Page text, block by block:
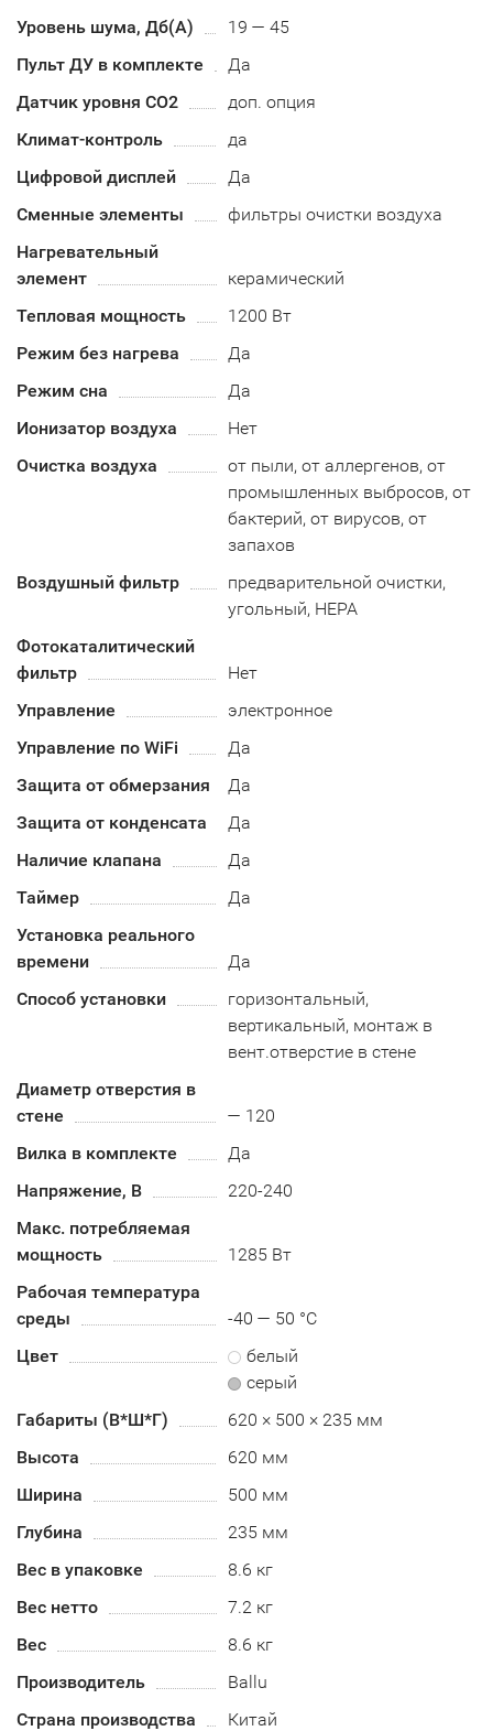
Уровень шума, Дб(А)
19 — 45
Пульт ДУ в комплекте
Да
Датчик уровня СО2
доп. опция
Климат-контроль
да
Цифровой дисплей
Да
Сменные элементы
фильтры очистки воздуха
Нагревательный
элемент
керамический
Тепловая мощность
1200 Вт
Режим без нагрева
Да
Режим сна
Да
Ионизатор воздуха
Нет
Очистка воздуха
от пыли, от аллергенов, от
промышленных выбросов, от
бактерий, от вирусов, от
запахов
Воздушный фильтр
предварительной очистки,
угольный, HEPA
Фотокаталитический
фильтр
Нет
Управление
электронное
Управление по WiFi
Да
Защита от обмерзания
Да
Защита от конденсата
Да
Наличие клапана
Да
Таймер
Да
Установка реального
времени
Да
Способ установки
горизонтальный,
вертикальный, монтаж в
вент.отверстие в стене
Диаметр отверстия в
стене
— 120
Вилка в комплекте
Да
Напряжение, В
220-240
Макс. потребляемая
мощность
1285 Вт
Рабочая температура
среды
-40 — 50 °C
Цвет
белый
серый
Габариты (В*Ш*Г)
620 × 500 × 235 мм
Высота
620 мм
Ширина
500 мм
Глубина
235 мм
Вес в упаковке
8.6 кг
Вес нетто
7.2 кг
Вес
8.6 кг
Производитель
Ballu
Страна производства
Китай